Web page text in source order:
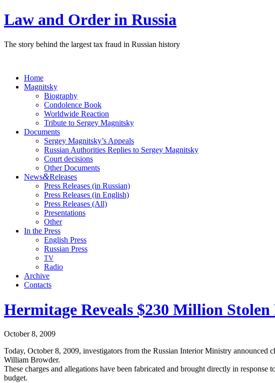
Law and Order in Russia
The story behind the largest tax fraud in Russian history
Home
Magnitsky
Biography
Condolence Book
Worldwide Reaction
Tribute to Sergey Magnitsky
Documents
Sergey Magnitsky’s Appeals
Russian Authorities Replies to Sergey Magnitsky
Court decisions
Other Documents
News&Releases
Press Releases (in Russian)
Press Releases (in English)
Press Releases (All)
Presentations
Other
In the Press
English Press
Russian Press
TV
Radio
Archive
Contacts
Hermitage Reveals $230 Million Stolen
October 8, 2009
Today, Octo­ber 8, 2009, inves­ti­ga­tors from the Russ­ian Inte­ri­or Min­istry announced
William Browder.
These charges and alle­ga­tions have been fab­ri­cat­ed and brought direct­ly in
budget.